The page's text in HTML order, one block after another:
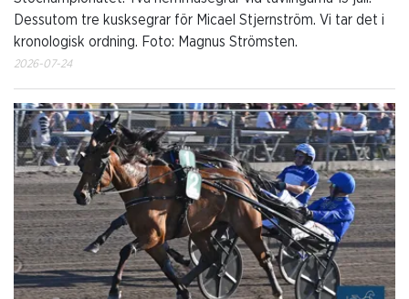
Dessutom tre kusksegrar för Micael Stjernström. Vi tar det i
kronologisk ordning. Foto: Magnus Strömsten.
2026-07-24